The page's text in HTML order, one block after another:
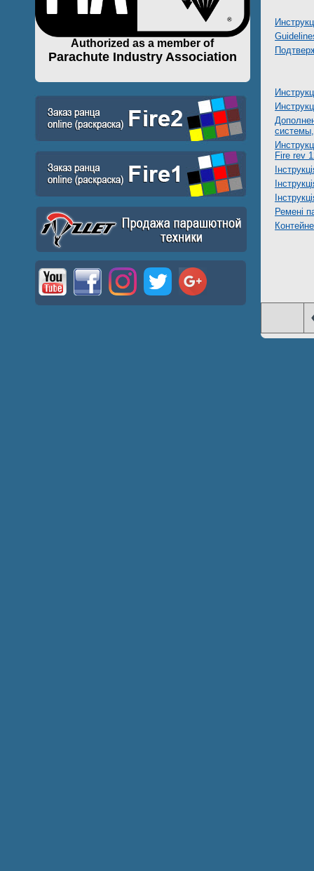
Authorized as a member of
Parachute Industry Association
Fire rev
Ремені